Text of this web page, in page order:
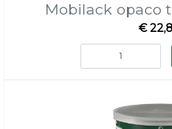
Mobilack opaco
€